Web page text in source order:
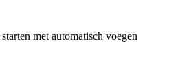
met automatisch voegen